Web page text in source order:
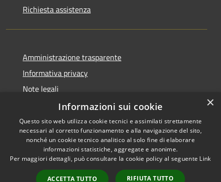
Richiesta assistenza
Amministrazione trasparente
Informativa privacy
Note legali
Dichiarazione di accessibilità
RSS
Accessibilità
Copyright © 2026 • Comune di
Municipium• Accesso
×
Informazioni sui cookie
Questo sito web utilizza cookie tecnici e assimilati strettamente
necessari al corretto funzionamento e alla navigazione del sito,
nonché un cookie tecnico analitico al solo fine di elaborare
informazioni statistiche, aggregate e anonime.
Per maggiori dettagli, può consultare la cookie policy al seguente Link
ACCETTA TUTTO RIFIUTA TUTTO